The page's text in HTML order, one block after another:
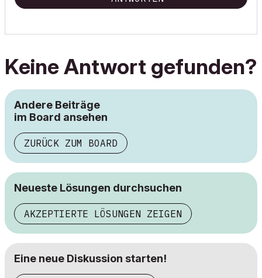
Keine Antwort gefunden?
Andere Beiträge
im Board ansehen
ZURÜCK ZUM BOARD
Neueste Lösungen durchsuchen
AKZEPTIERTE LÖSUNGEN ZEIGEN
Eine neue Diskussion starten!